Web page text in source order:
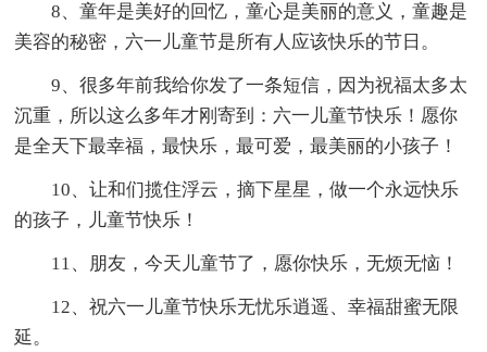
8、童年是美好的回忆，童心是美丽的意义，童趣是
美容的秘密，六一儿童节是所有人应该快乐的节日。
9、很多年前我给你发了一条短信，因为祝福太多太
沉重，所以这么多年才刚寄到：六一儿童节快乐！愿你
是全天下最幸福，最快乐，最可爱，最美丽的小孩子！
10、让和们揽住浮云，摘下星星，做一个永远快乐
的孩子，儿童节快乐！
11、朋友，今天儿童节了，愿你快乐，无烦无恼！
12、祝六一儿童节快乐无忧乐逍遥、幸福甜蜜无限
延。